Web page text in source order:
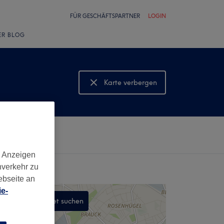
FÜR GESCHÄFTSPARTNER LOGIN
BLOG
Karte verbergen
Karte anzeigen
In diesem Gebiet suchen
zu
an